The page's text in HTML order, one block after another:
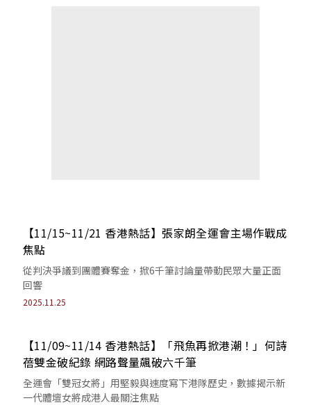
【11/15~11/21 香港熱話】張家朗全運會主場作戰成
焦點
從判決爭議到團體賽奪金，掀6千筆討論量帶動民眾大量正面
回響
2025.11.25
【11/09~11/14 香港熱話】「飛魚再掀港潮！」何詩
蓓雙金破紀錄 網路聲量飆破六千筆
全運會「雙冠女將」用堅毅與速度寫下港隊歷史，數據揭示新
一代體壇女將成港人最關注焦點